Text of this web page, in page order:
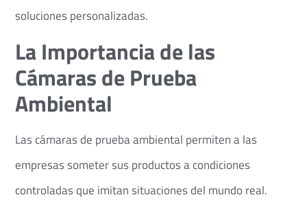
soluciones personalizadas.​
La Importancia de las
Cámaras de Prueba
Ambiental
Las cámaras de prueba ambiental permiten a las
empresas someter sus productos a condiciones
controladas que imitan situaciones del mundo real.